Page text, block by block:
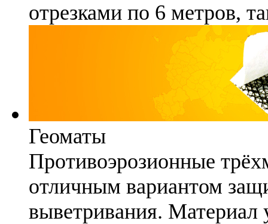
отрезками по 6 метров,
Геоматы
Противоэрозионные
отличным вариантом
выветривания. Материал